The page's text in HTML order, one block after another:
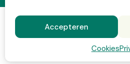
Accepteren
Cookies
© Copyright 2026 Prins